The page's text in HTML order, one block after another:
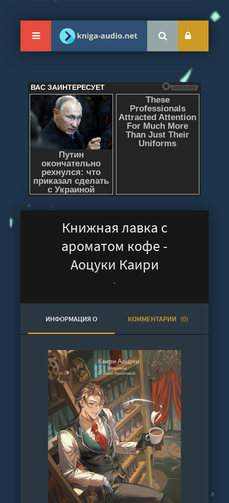
Книжная лавка с
ароматом кофе -
Аоцуки Каири
-
ИНФОРМАЦИЯ О
АУДИОКНИГЕ
КОММЕНТАРИИ (0)